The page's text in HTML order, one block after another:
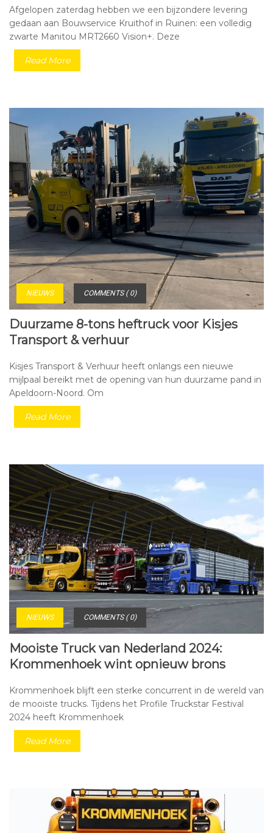
Afgelopen zaterdag hebben we een bijzondere levering
gedaan aan Bouwservice Kruithof in Ruinen: een volledig
zwarte Manitou MRT2660 Vision+. Deze
Read More
NIEUWS COMMENTS ( 0)
Duurzame 8-tons heftruck voor Kisjes
Transport & verhuur
Kisjes Transport & Verhuur heeft onlangs een nieuwe
mijlpaal bereikt met de opening van hun duurzame pand in
Apeldoorn-Noord. Om
Read More
NIEUWS COMMENTS ( 0)
Mooiste Truck van Nederland 2024:
Krommenhoek wint opnieuw brons
Krommenhoek blijft een sterke concurrent in de wereld van
de mooiste trucks. Tijdens het Profile Truckstar Festival
2024 heeft Krommenhoek
Read More